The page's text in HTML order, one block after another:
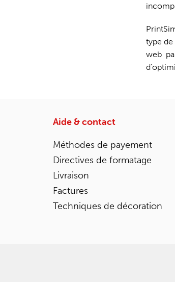
type
web
Aide & contact
Méthodes de payement
Directives de formatage
Livraison
Factures
Techniques de décoration